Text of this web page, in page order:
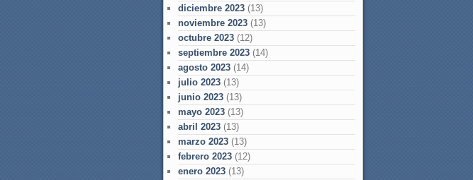
diciembre 2023 (13)
noviembre 2023 (13)
octubre 2023 (12)
septiembre 2023 (14)
agosto 2023 (14)
julio 2023 (13)
junio 2023 (13)
mayo 2023 (13)
abril 2023 (13)
marzo 2023 (13)
febrero 2023 (12)
enero 2023 (13)